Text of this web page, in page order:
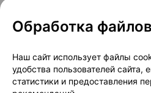
О проекте
Размещение рекламы
Публичный договор
Обработка
Наш сайт использует файлы
удобства пользователей сайта,
статистики и предоставления